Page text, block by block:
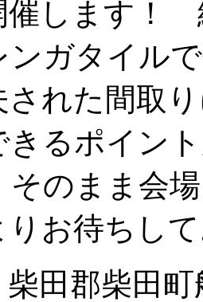
催します！
ンガタイル
された間取
きるポイン
そのまま会
りお待ちし
田郡柴田